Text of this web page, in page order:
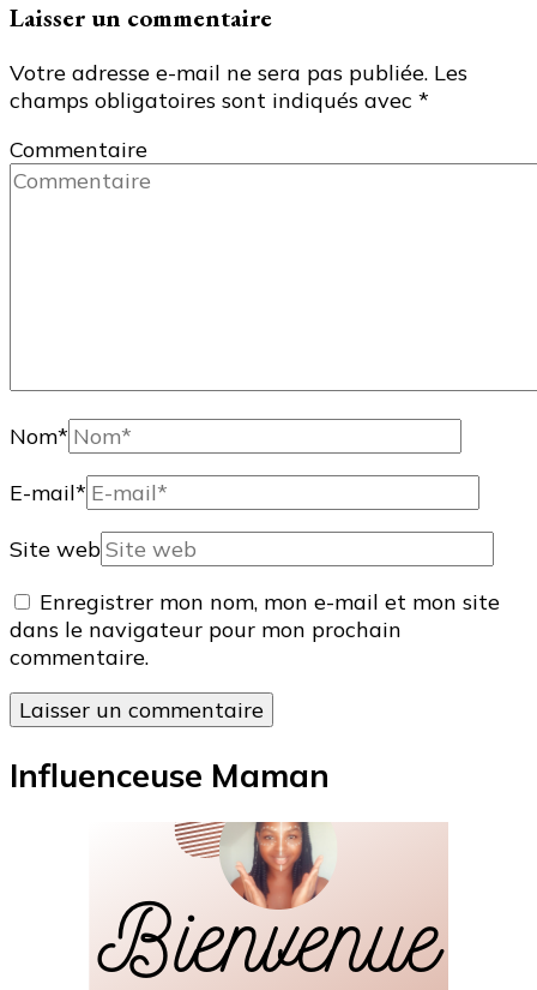
Laisser un commentaire
Votre adresse e-mail ne sera pas publiée. Les
champs obligatoires sont indiqués avec *
Commentaire
Nom*
E-mail*
Site web
Enregistrer mon nom, mon e-mail et mon site
dans le navigateur pour mon prochain
commentaire.
Influenceuse Maman